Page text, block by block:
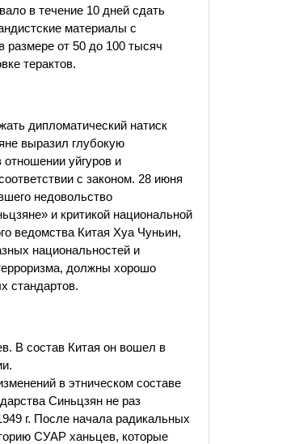
в течение 10 дней сдать
материалы с
размере от 50 до 100 тысяч
терактов.
дипломатический натиск
выразил глубокую
уйгуров и
с законом. 28 июня
недовольство
и критикой национальной
ведомства Китая Хуа Чуньин,
национальностей и
должны хорошо
стандартов.
В состав Китая он вошел в
в этническом составе
Синьцзян не раз
г. После начала радикальных
СУАР ханьцев, которые